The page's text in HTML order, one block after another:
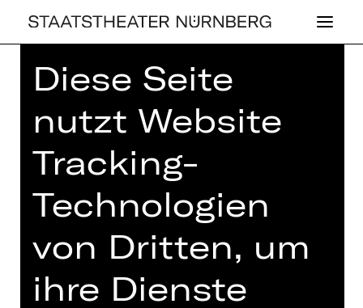
Home>Spielplan 26/27> Barock,
KONZERT ,PLUS
BAROCK, LAUT­
GE­MALT
1. Kinderkonzert mit Musik von u. a.
Diese Seite
nutzt Website
Tracking-
Technologien
von Dritten, um
ihre Dienste